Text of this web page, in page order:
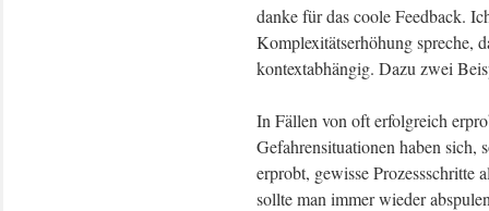
danke für das coole Feedback.
Komplexitätserhöhung spreche,
kontextabhängig. Dazu zwei
In Fällen von oft erfolgreich
Gefahrensituationen haben sich,
erprobt, gewisse Prozessschritte
sollte man immer wieder